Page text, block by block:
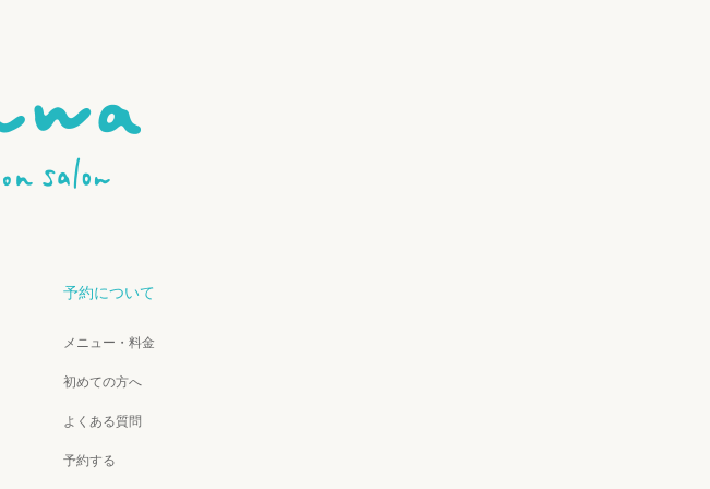
予約について
メニュー・料金
初めての方へ
よくある質問
予約する